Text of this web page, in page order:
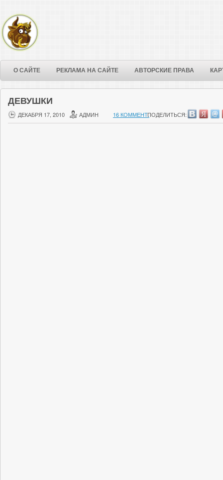
О САЙТЕ РЕКЛАМА НА САЙТЕ АВТОРСКИЕ ПРАВА
ДЕВУШКИ
ДЕКАБРЯ 17, 2010 АДМИН 16 КОММЕНТ.ПОДЕЛИТЬСЯ: